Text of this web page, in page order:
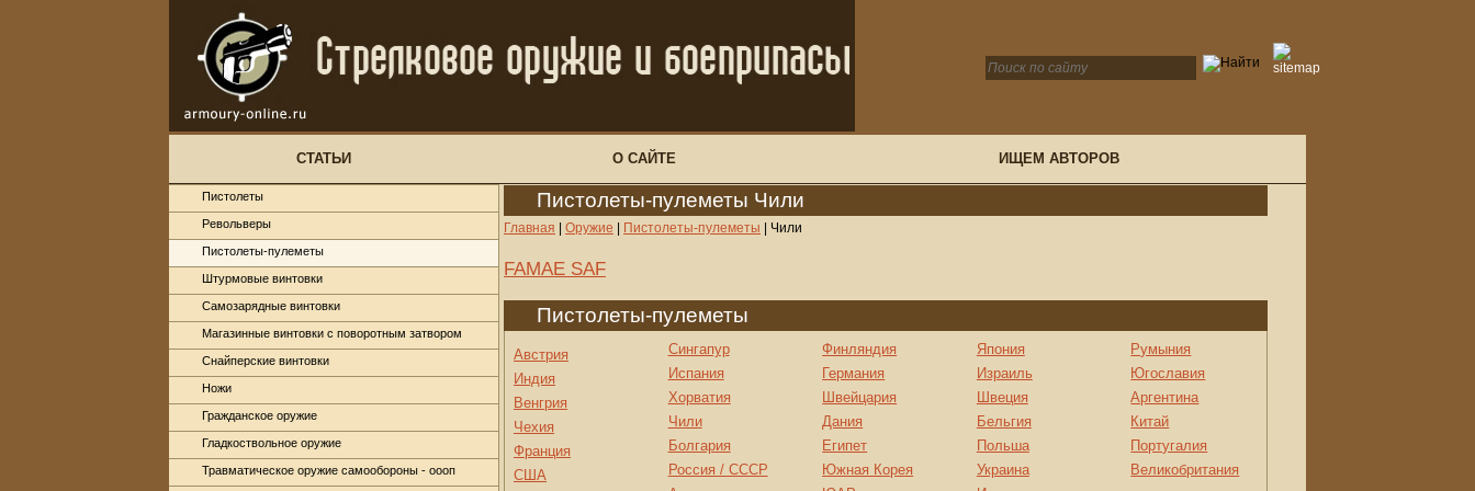
СТАТЬИ О САЙТЕ ИЩЕМ АВТОРОВ
Пистолеты-пулеметы Чили
Главная Оружие Пистолеты-пулеметы Чили
FAMAE SAF
Пистолеты-пулеметы
Австрия
Индия
Венгрия
Чехия
Франция
США
Сингапур
Испания
Хорватия
Чили
Болгария
Россия / СССР
Финляндия
Германия
Швейцария
Дания
Египет
Южная Корея
Япония
Израиль
Швеция
Бельгия
Польша
Украина
Румыния
Югославия
Аргентина
Китай
Португалия
Великобритания
Пистолеты
Револьверы
Пистолеты-пулеметы
Штурмовые винтовки
Самозарядные винтовки
Магазинные винтовки с поворотным затвором
Снайперские винтовки
Ножи
Гражданское оружие
Гладкоствольное оружие
Травматическое оружие самообороны - оооп